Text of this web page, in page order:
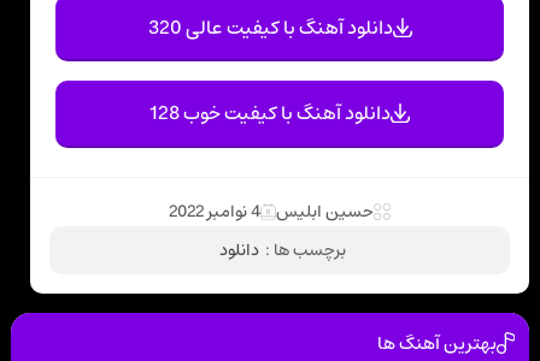
دانلود آهنگ با کیفیت عالی 320
دانلود آهنگ با کیفیت خوب 128
حسین ابلیس 4 نوامبر 2022
برچسب ها : دانلود
بهترین آهنگ ها